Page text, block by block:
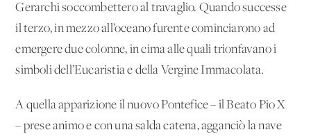
Gerarchi soccombettero al travaglio. Quando successe
il terzo, in mezzo all’oceano furente cominciarono ad
emergere due colonne, in cima alle quali trionfavano i
simboli dell’Eucaristia e della Vergine Immacolata.
A quella apparizione il nuovo Pontefice – il Beato Pio X
– prese animo e con una salda catena, agganciò la nave